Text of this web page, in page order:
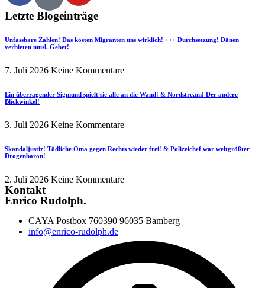
Letzte Blogeinträge
Unfassbare Zahlen! Das kosten Migranten uns wirklich! +++ Durchsetzung! Dänen
verbieten musl. Gebet!
7. Juli 2026 Keine Kommentare
Ein überragender Sigmund spielt sie alle an die Wand! & Nordstream! Der andere
Blickwinkel!
3. Juli 2026 Keine Kommentare
Skandaljustiz! Tödliche Oma gegen Rechts wieder frei! & Polizeichef war weltgrößter
Drogenbaron!
2. Juli 2026 Keine Kommentare
Kontakt
Enrico Rudolph.
CAYA Postbox 760390 96035 Bamberg
info@enrico-rudolph.de